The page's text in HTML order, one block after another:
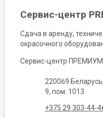
Сервис-центр
Сдача в аренду,
окрасочного
Сервис-центр ПРЕМИУМ
220069
9, пом. 1013
+375 29 303-44-